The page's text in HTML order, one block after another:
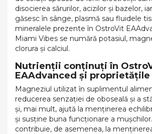
disocierea sărurilor, acizilor și bazelor,
găsesc în sânge, plasmă sau fluidele
mineralele prezente în OstroVit
Miami Vibes se numără potasiul,
clorura și calciul.
Nutrienții conținuți în
EAAdvanced și proprietățile
Magneziul utilizat în suplimentul
reducerea senzației de oboseală și a
și, mai mult, ajută la menținerea
și susține buna funcționare a
contribuie, de asemenea, la